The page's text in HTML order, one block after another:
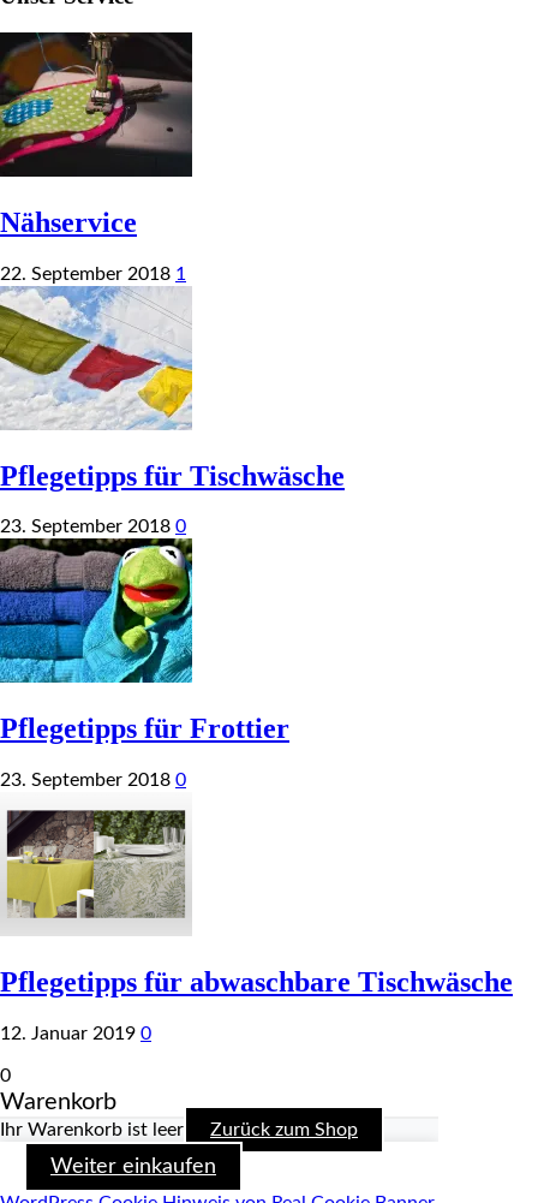
Nähservice
22. September 2018 1
Pflegetipps für Tischwäsche
23. September 2018 0
Pflegetipps für Frottier
23. September 2018 0
Pflegetipps für abwaschbare Tischwäsche
12. Januar 2019 0
0
Warenkorb
Ihr Warenkorb ist leer Zurück zum Shop
Weiter einkaufen